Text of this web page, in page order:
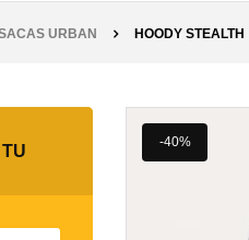
URBAN HOODY STEALTH
-40%